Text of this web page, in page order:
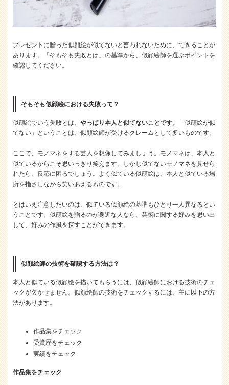
プレゼントに贈った似顔絵が似てないと言われないために、できることが
あります。「そもそも失敗とは」の基準から、似顔絵師を選ぶポイントを
確認してください。
そもそも似顔絵における失敗って？
似顔絵でいう失敗とは、やっぱり本人と似てないことです。
「似顔絵が似
てない」ということは、似顔絵師が受けるクレームとして多いものです。
ここで、モノマネをする芸人を想像してみましょう。モノマネは、本人と
似ているからこそ思いっきり笑えます。しかし似てないモノマネを見せら
れたら、反応に困るでしょう。よく似ている似顔絵は、本人と似ている場
所を指さしながら笑いあえるものです。
とはいえ注意したいのは、似ている似顔絵の基準もひとり一人異なるとい
うことです。似顔絵を贈るのが身近な人なら、芸術に関する好みを思い出
して、好みの作風を探すことができます。
似顔絵師の技術を確認する方法は？
本人と似ている似顔絵を描いてもらうには、似顔絵師における技術のチェ
ックが欠かせません。似顔絵師の技術をチェックするには、主に以下の方
法があります。
作品集をチェック
受賞歴をチェック
実績をチェック
作品集をチェック